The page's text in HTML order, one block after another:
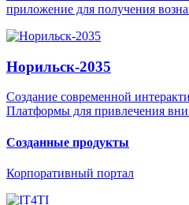
приложение для получения
Норильск-2035
Создание современной
Платформы для привлечения
Созданные продукты
Корпоративный портал